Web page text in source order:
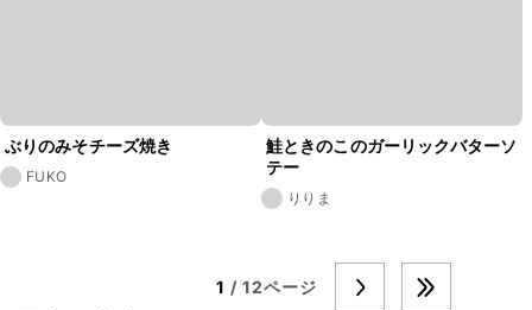
ぶりのみそチーズ焼き
FUKO
鮭ときのこのガーリックバターソ
テー
りりま
1 / 12ページ